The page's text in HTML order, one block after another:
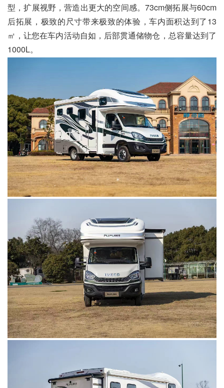
型，扩展视野，营造出更大的空间感。73cm侧拓展与60cm
后拓展，极致的尺寸带来极致的体验，车内面积达到了13
㎡，让您在车内活动自如，后部贯通储物仓，总容量达到了
1000L。